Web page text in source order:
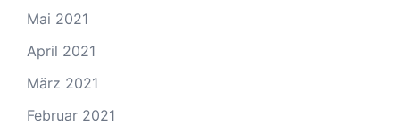
Mai 2021
April 2021
März 2021
Februar 2021